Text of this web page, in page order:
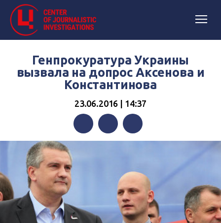
Генпрокуратура Украины
вызвала на допрос Аксенова и
Константинова
23.06.2016 | 14:37
FacebookTwitterTelegram